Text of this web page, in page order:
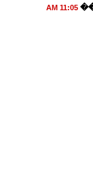
11:05 AM